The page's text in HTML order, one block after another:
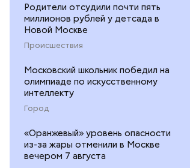
Родители отсудили почти пять
миллионов рублей у детсада в
Новой Москве
Происшествия
Московский школьник победил на
олимпиаде по искусственному
интеллекту
Город
«Оранжевый» уровень опасности
из-за жары отменили в Москве
вечером 7 августа